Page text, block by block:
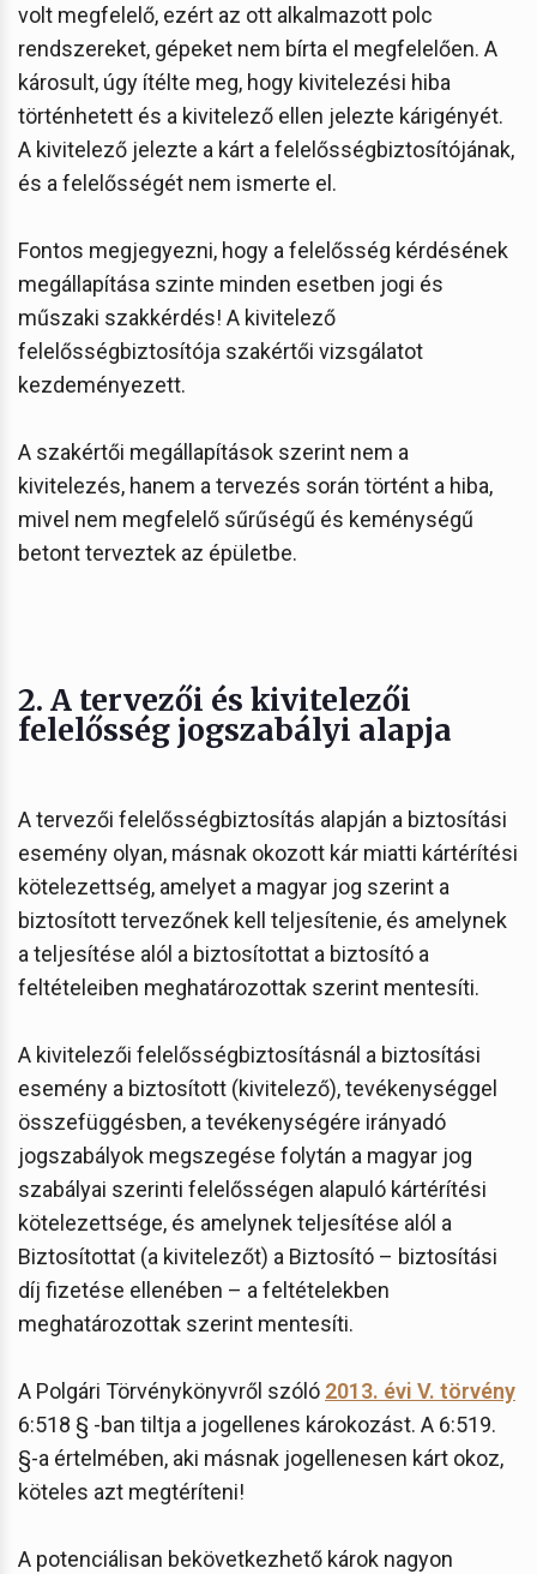
volt megfelelő, ezért az ott alkalmazott polc
rendszereket, gépeket nem bírta el megfelelően. A
károsult, úgy ítélte meg, hogy kivitelezési hiba
történhetett és a kivitelező ellen jelezte kárigényét.
A kivitelező jelezte a kárt a felelősségbiztosítójának,
és a felelősségét nem ismerte el.
Fontos megjegyezni, hogy a felelősség kérdésének
megállapítása szinte minden esetben jogi és
műszaki szakkérdés! A kivitelező
felelősségbiztosítója szakértői vizsgálatot
kezdeményezett.
A szakértői megállapítások szerint nem a
kivitelezés, hanem a tervezés során történt a hiba,
mivel nem megfelelő sűrűségű és keménységű
betont terveztek az épületbe.
2. A tervezői és kivitelezői
felelősség jogszabályi alapja
A tervezői felelősségbiztosítás alapján a biztosítási
esemény olyan, másnak okozott kár miatti kártérítési
kötelezettség, amelyet a magyar jog szerint a
biztosított tervezőnek kell teljesítenie, és amelynek
a teljesítése alól a biztosítottat a biztosító a
feltételeiben meghatározottak szerint mentesíti.
A kivitelezői felelősségbiztosításnál a biztosítási
esemény a biztosított (kivitelező), tevékenységgel
összefüggésben, a tevékenységére irányadó
jogszabályok megszegése folytán a magyar jog
szabályai szerinti felelősségen alapuló kártérítési
kötelezettsége, és amelynek teljesítése alól a
Biztosítottat (a kivitelezőt) a Biztosító – biztosítási
díj fizetése ellenében – a feltételekben
meghatározottak szerint mentesíti.
A Polgári Törvénykönyvről szóló 2013. évi V. törvény
6:518 § -ban tiltja a jogellenes károkozást. A 6:519.
§-a értelmében, aki másnak jogellenesen kárt okoz,
köteles azt megtéríteni!
A potenciálisan bekövetkezhető károk nagyon